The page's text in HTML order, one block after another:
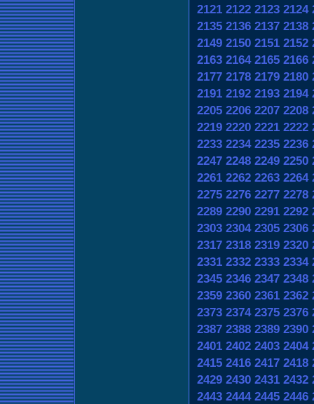
2121 2122 2123 2124
2135 2136 2137 2138
2149 2150 2151 2152
2163 2164 2165 2166
2177 2178 2179 2180
2191 2192 2193 2194
2205 2206 2207 2208
2219 2220 2221 2222
2233 2234 2235 2236
2247 2248 2249 2250
2261 2262 2263 2264
2275 2276 2277 2278
2289 2290 2291 2292
2303 2304 2305 2306
2317 2318 2319 2320
2331 2332 2333 2334
2345 2346 2347 2348
2359 2360 2361 2362
2373 2374 2375 2376
2387 2388 2389 2390
2401 2402 2403 2404
2415 2416 2417 2418
2429 2430 2431 2432
2443 2444 2445 2446